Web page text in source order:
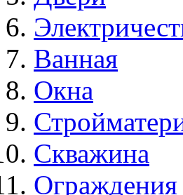
Ванная
Окна
Скважина
Ограждения